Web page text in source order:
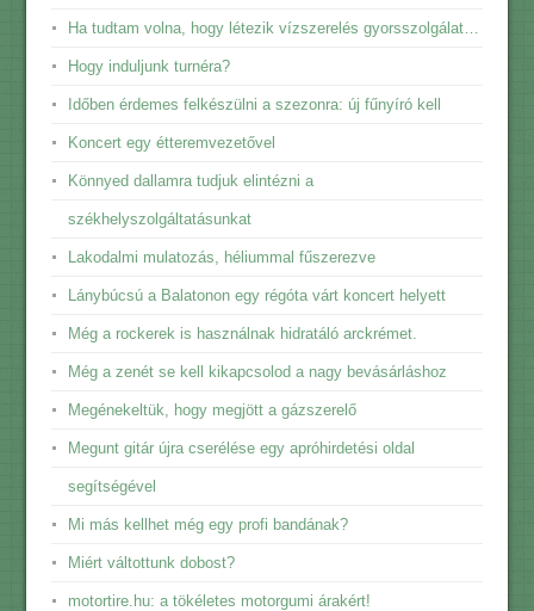
Ha tudtam volna, hogy létezik vízszerelés gyorsszolgálat…
Hogy induljunk turnéra?
Időben érdemes felkészülni a szezonra: új fűnyíró kell
Koncert egy étteremvezetővel
Könnyed dallamra tudjuk elintézni a
székhelyszolgáltatásunkat
Lakodalmi mulatozás, héliummal fűszerezve
Lánybúcsú a Balatonon egy régóta várt koncert helyett
Még a rockerek is használnak hidratáló arckrémet.
Még a zenét se kell kikapcsolod a nagy bevásárláshoz
Megénekeltük, hogy megjött a gázszerelő
Megunt gitár újra cserélése egy apróhirdetési oldal
segítségével
Mi más kellhet még egy profi bandának?
Miért váltottunk dobost?
motortire.hu: a tökéletes motorgumi árakért!